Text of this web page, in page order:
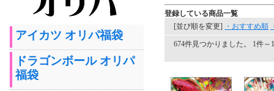
アイカツ オリパ福袋
ドラゴンボール オリパ
福袋
登録している商品一覧
[並び順を変更]
・おすすめ順
674件見つかりました。 1件